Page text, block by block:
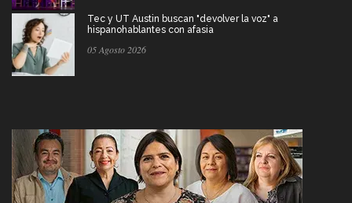
Tec y UT Austin buscan "devolver la voz" a
hispanohablantes con afasia
05 Agosto 2026